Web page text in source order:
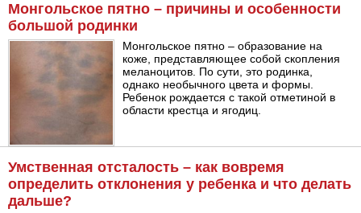
Монгольское пятно – причины и особенности
большой родинки
Монгольское пятно – образование на
коже, представляющее собой скопления
меланоцитов. По сути, это родинка,
однако необычного цвета и формы.
Ребенок рождается с такой отметиной в
области крестца и ягодиц.
Умственная отсталость – как вовремя
определить отклонения у ребенка и что делать
дальше?